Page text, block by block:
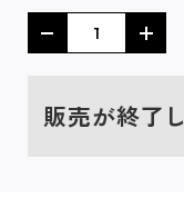
販売が終了